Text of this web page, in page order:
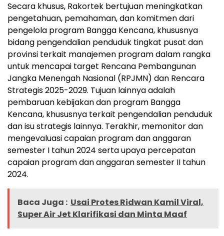
Secara khusus, Rakortek bertujuan meningkatkan
pengetahuan, pemahaman, dan komitmen dari
pengelola program Bangga Kencana, khususnya
bidang pengendalian penduduk tingkat pusat dan
provinsi terkait manajemen program dalam rangka
untuk mencapai target Rencana Pembangunan
Jangka Menengah Nasional (RPJMN) dan Rencara
Strategis 2025-2029. Tujuan lainnya adalah
pembaruan kebijakan dan program Bangga
Kencana, khususnya terkait pengendalian penduduk
dan isu strategis lainnya. Terakhir, memonitor dan
mengevaluasi capaian program dan anggaran
semester I tahun 2024 serta upaya percepatan
capaian program dan anggaran semester II tahun
2024.
Baca Juga : Usai Protes Ridwan Kamil Viral,
Super Air Jet Klarifikasi dan Minta Maaf